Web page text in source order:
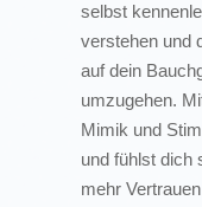
selbst
verstehen und
auf dein
umzugehen.
Mimik und
und fühlst dich
mehr